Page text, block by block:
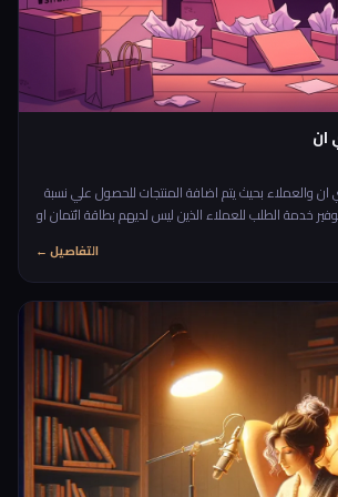
والعملاء بحيث يتم اضافة المنتجات للحصول علي نسبة
خدمة الطلب للعملاء الذين ليس لديهم بطاقة ائتمان او
التفاصيل ←